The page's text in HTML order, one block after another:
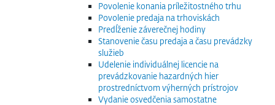
Povolenie konania príležitostného trhu
Povolenie predaja na trhoviskách
Predĺženie záverečnej hodiny
Stanovenie času predaja a času prevádzky
služieb
Udelenie individuálnej licencie na
prevádzkovanie hazardných hier
prostredníctvom výherných prístrojov
Vydanie osvedčenia samostatne